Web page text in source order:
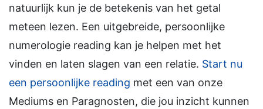
natuurlijk kun je de betekenis van het getal
meteen lezen. Een uitgebreide, persoonlijke
numerologie reading kan je helpen met het
vinden en laten slagen van een relatie. Start nu
een persoonlijke reading met een van onze
Mediums en Paragnosten, die jou inzicht kunnen